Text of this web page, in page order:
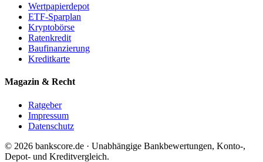
Wertpapierdepot
ETF-Sparplan
Kryptobörse
Ratenkredit
Baufinanzierung
Kreditkarte
Magazin & Recht
Ratgeber
Impressum
Datenschutz
© 2026 bankscore.de · Unabhängige Bankbewertungen, Konto-,
Depot- und Kreditvergleich.